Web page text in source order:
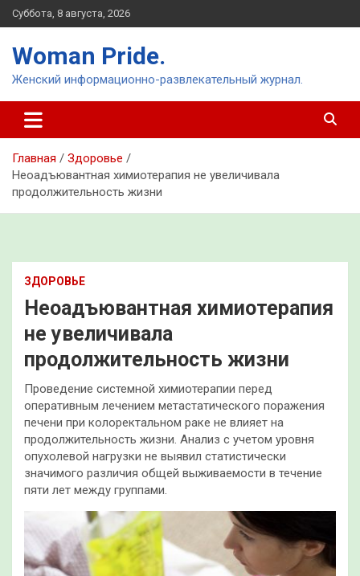
Перейти
к
Суббота, 8 августа, 2026
Woman Pride.
Женский информационно-развлекательный журнал.
Главная
Здоровье
Неоадъювантная химиотерапия не увеличивала
продолжительность жизни
ЗДОРОВЬЕ
Неоадъювантная химиотерапия
не увеличивала
продолжительность жизни
Проведение системной химиотерапии перед
оперативным лечением метастатического поражения
печени при колоректальном раке не влияет на
продолжительность жизни. Анализ с учетом уровня
опухолевой нагрузки не выявил статистически
значимого различия общей выживаемости в течение
пяти лет между группами.